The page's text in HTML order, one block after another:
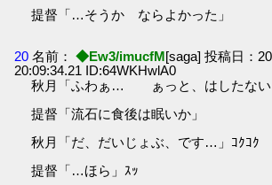
提督「…そうか ならよかった」
20 名前： ◆Ew3/imucfM[saga] 投稿日：
20:09:34.21 ID:64WKHwlA0
秋月「ふわぁ… ぁっと、はしたない
提督「流石に食後は眠いか」
秋月「だ、だいじょぶ、です…」ｺｸｺｸ
提督「…ほら」ｽｯ